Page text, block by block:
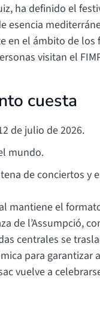
ha definido el
esencia
el ámbito de los
visitan el
cuesta
de julio de 2026.
mundo.
de conciertos y
mantiene el
de l’Assumpció,
centrales se
para garantizar
vuelve a